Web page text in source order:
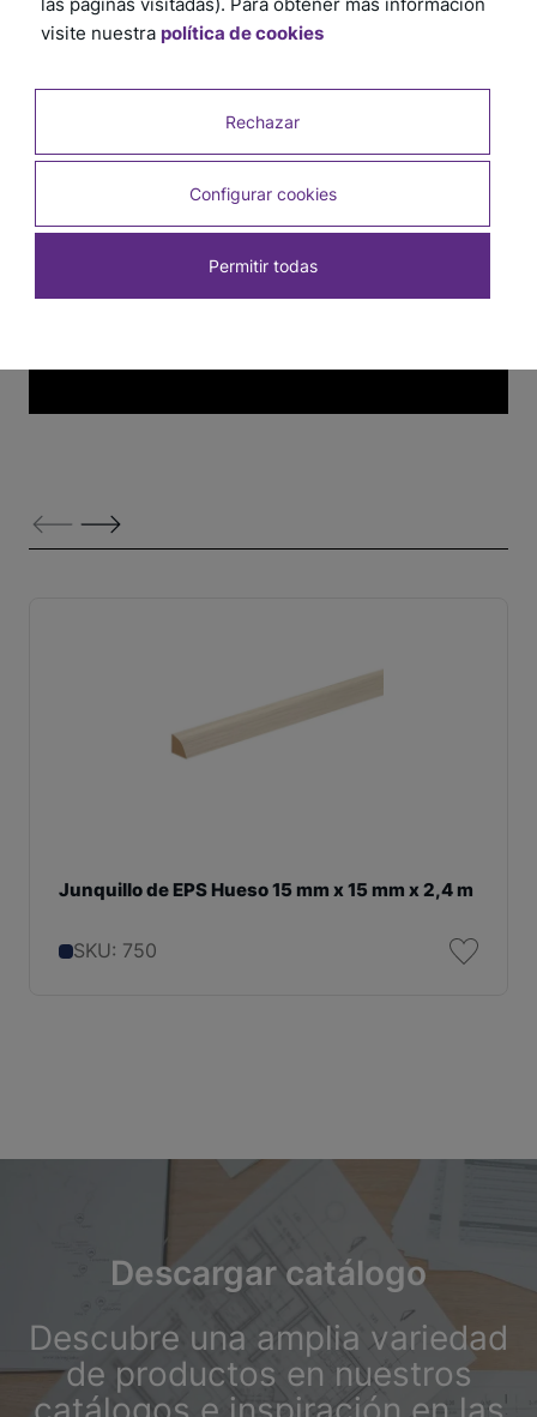
¡Haz clic aquí y comienza ahora!
Ver otros tutoriales
Junquillo de EPS Hueso 15 mm x 15 mm x 2,4 m
SKU: 750
Descargar catálogo
Descubre una amplia variedad
de productos en nuestros
visite nuestra política de cookies
Rechazar
Configurar cookies
Permitir todas